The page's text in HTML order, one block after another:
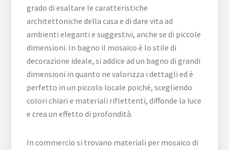
grado di esaltare le caratteristiche
architettoniche della casa e di dare vita ad
ambienti eleganti e suggestivi, anche se di piccole
dimensioni. In bagno il mosaico è lo stile di
decorazione ideale, si addice ad un bagno di grandi
dimensioni in quanto ne valorizza i dettagli ed è
perfetto in un piccolo locale poiché, scegliendo
colori chiari e materiali riflettenti, diffonde la luce
e crea un effetto di profondità.
In commercio si trovano materiali per mosaico di